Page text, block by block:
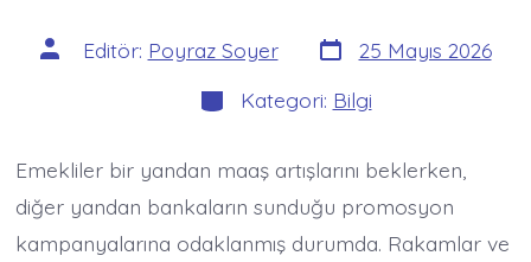
Yazının
yazarı
Editör: Poyraz Soyer Yazı
tarihi
25 Mayıs 2026
Kategoriler
Kategori: Bilgi
Emekliler bir yandan maaş artışlarını beklerken,
diğer yandan bankaların sunduğu promosyon
kampanyalarına odaklanmış durumda. Rakamlar ve